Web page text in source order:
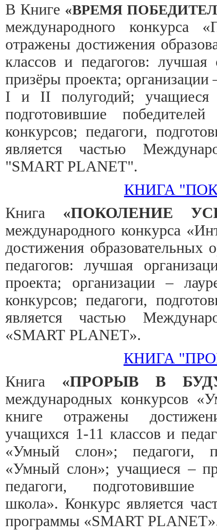
В Книге «ВРЕМЯ
международного конкурса
отражены достижения
классов и педагогов: лучшая
призёры проекта;
I и II полугодий; учащиеся
подготовившие
конкурсов; педагоги,
является частью
"SMART PLANET".
КНИГА
Книга «ПОКОЛЕНИЕ
международного конкурса
достижения образовательных
педагогов: лучшая
проекта; организации –
конкурсов; педагоги,
является частью
«SMART PLANET».
КНИГА
Книга «ПРОРЫВ В
международных конкурсов
книге отражены
учащихся 1-11 классов и
«Умный слон»; педагоги,
«Умный слон»; учащиеся –
педагоги,
школа». Конкурс является
программы «SMART